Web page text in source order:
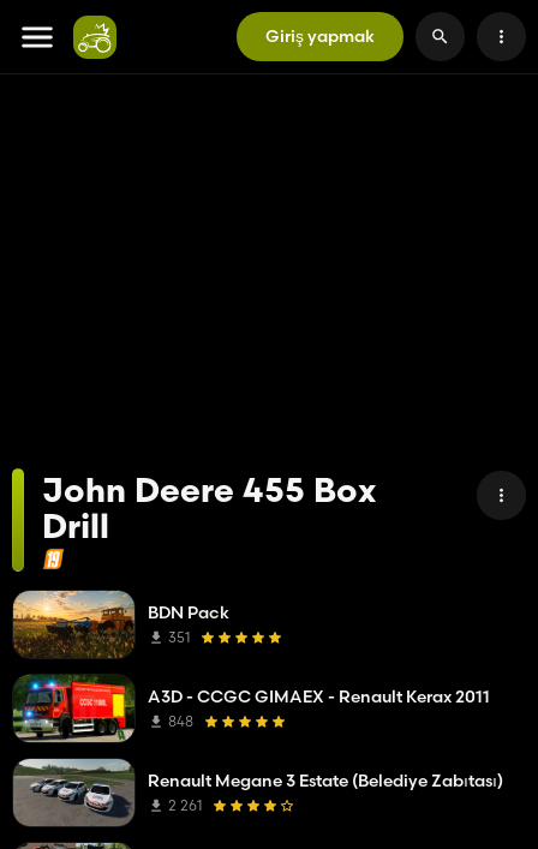
Giriş yapmak
John Deere 455 Box
Drill
BDN Pack
351
A3D - CCGC GIMAEX - Renault Kerax 2011
848
Renault Megane 3 Estate (Belediye Zabıtası)
2 261